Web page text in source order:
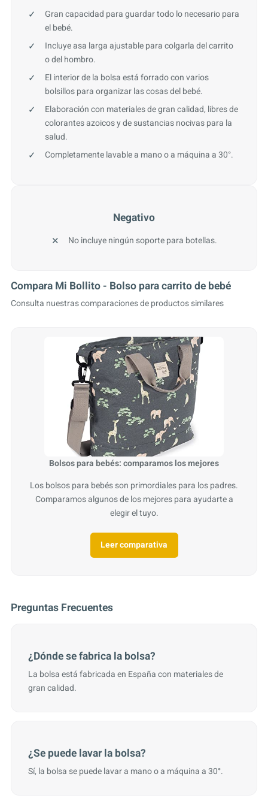
Gran capacidad para guardar todo lo necesario para
el bebé.
Incluye asa larga ajustable para colgarla del carrito
o del hombro.
El interior de la bolsa está forrado con varios
bolsillos para organizar las cosas del bebé.
Elaboración con materiales de gran calidad, libres de
colorantes azoicos y de sustancias nocivas para la
salud.
Completamente lavable a mano o a máquina a 30°.
Negativo
No incluye ningún soporte para botellas.
Compara Mi Bollito - Bolso para carrito de bebé
Consulta nuestras comparaciones de productos similares
Bolsos para bebés: comparamos los mejores
Los bolsos para bebés son primordiales para los padres.
Comparamos algunos de los mejores para ayudarte a
elegir el tuyo.
Leer comparativa
Preguntas Frecuentes
¿Dónde se fabrica la bolsa?
La bolsa está fabricada en España con materiales de
gran calidad.
¿Se puede lavar la bolsa?
Sí, la bolsa se puede lavar a mano o a máquina a 30°.